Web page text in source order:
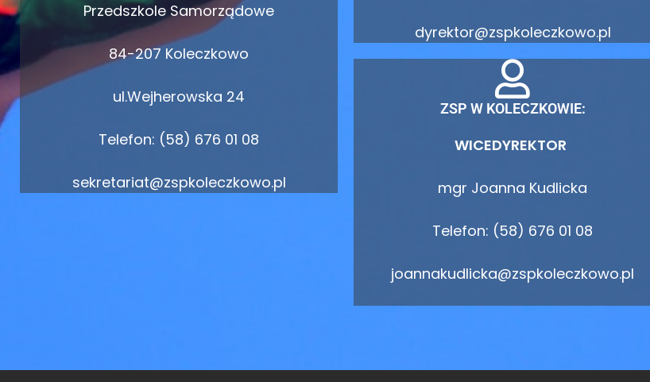
Przedszkole Samorządowe
84-207 Koleczkowo
ul.Wejherowska 24
Telefon: (58) 676 01 08
sekretariat@zspkoleczkowo.pl
dyrektor@zspkoleczkowo.pl
ZSP W KOLECZKOWIE:
WICEDYREKTOR
mgr Joanna Kudlicka
Telefon: (58) 676 01 08
joannakudlicka@zspkoleczkowo.pl